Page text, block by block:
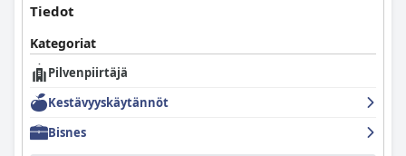
Tiedot
Kategoriat
Pilvenpiirtäjä
Kestävyyskäytännöt
Bisnes